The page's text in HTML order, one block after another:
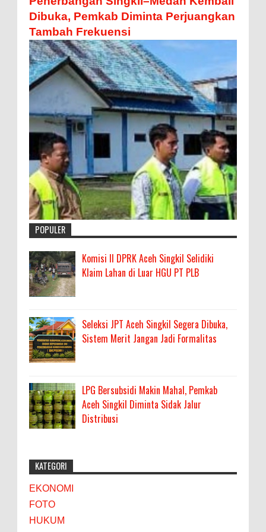
Dibuka, Pemkab Diminta Perjuangkan
Tambah Frekuensi
POPULER
Komisi II DPRK Aceh Singkil Selidiki
Klaim Lahan di Luar HGU PT PLB
Seleksi JPT Aceh Singkil Segera Dibuka,
Sistem Merit Jangan Jadi Formalitas
LPG Bersubsidi Makin Mahal, Pemkab
Aceh Singkil Diminta Sidak Jalur
Distribusi
KATEGORI
EKONOMI
FOTO
HUKUM